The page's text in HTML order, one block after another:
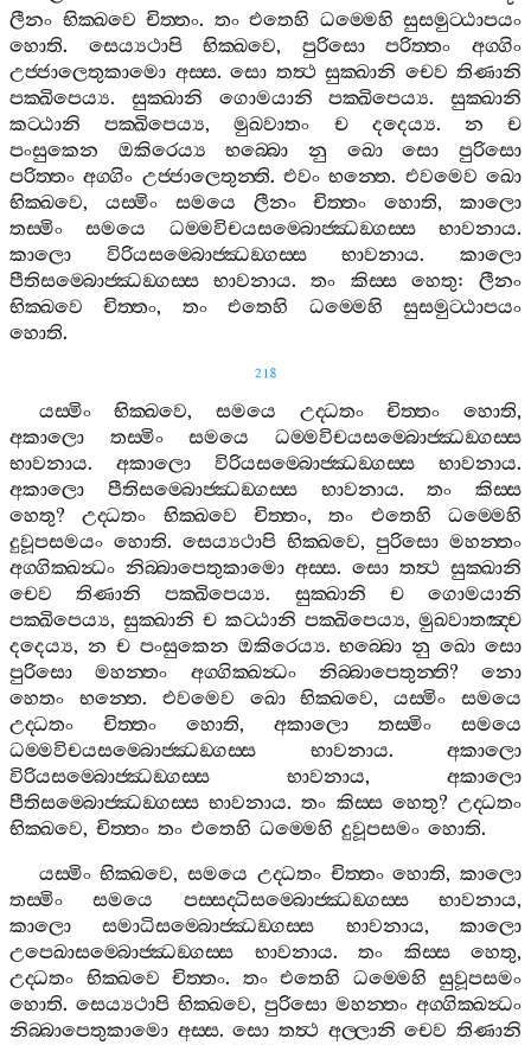
ලීනං භික‍්ඛවෙ චිත‍්තං. තං එතෙහි ධම‍්මෙහි සුසමුට‍්ඨාපයං
හොති. සෙය්‍යථාපි භික‍්ඛවෙ, පුරිසො පරිත‍්තං
අග‍්ගිං
උජ‍්ජාලෙතුකාමො අස‍්ස. සො තත්‍ථ සුක‍්ඛානි චෙව තිණානි
පක‍්ඛිපෙය්‍ය. සුක‍්ඛානි ගොමයානි පක‍්ඛිපෙය්‍ය. සුක‍්ඛානි
කට‍්ඨානි
පක‍්ඛිපෙය්‍ය,මුඛවාතං ච දදෙය්‍ය. න
ච
පංසුකෙන
ඔකිරෙය්‍ය භබ‍්බො නු ඛො සො
පුරිසො
පරිත‍්තං අග‍්ගිං උජ‍්ජාලෙතුන‍්ති.එවං භන‍්තෙ. එවමෙව ඛො
භික‍්ඛවෙ, යස‍්මිං සමයෙ ලීනං චිත‍්තං හොති,කාලො
තස‍්මිං
සමයෙ ධම‍්මවිචයසම‍්බොජ‍්ඣඞ‍්ගස‍්ස භාවනාය.
කාලො
විරියසම‍්බොජ‍්ඣඞ‍්ගස‍්ස භාවනාය.කාලො
පීතිසම‍්බොජ‍්ඣඞ‍්ගස‍්ස
භාවනාය.තං කිස‍්ස හෙතු:ලීනං
භික‍්ඛවෙ
චිත‍්තං, තං එතෙහි ධම‍්මෙහි
සුසමුට‍්ඨාපයං
හොති.
218
යස‍්මිං භික‍්ඛවෙ, සමයෙ උද‍්ධතං චිත‍්තං හොති,
අකාලො
තස‍්මිං සමයෙ
ධම‍්මවිචයසම‍්බොජ‍්ඣඞ‍්ගස‍්ස
භාවනාය. අකාලො විරියසම‍්බොජ‍්ඣඞ‍්ගස‍්ස භාවනාය.
අකාලො
පීතිසම‍්බොජ‍්ඣඞ‍්ගස‍්ස භාවනාය.තං
කිස‍්ස
හෙතු?උද‍්ධතං භික‍්ඛවෙ චිත‍්තං,තං එතෙහි
ධම‍්මෙහි
දුවූපසමයං හොති. සෙය්‍යථාපි භික‍්ඛවෙ, පුරිසො මහන‍්තං
අග‍්ගික‍්ඛන්‍ධං නිබ‍්බාපෙතුකාමො අස‍්ස. සො තත්‍ථ සුක‍්ඛානි
චෙව
තිණානි පක‍්ඛිපෙය්‍ය. සුක‍්ඛානි ච
ගොමයානි
පක‍්ඛිපෙය්‍ය, සුක‍්ඛානි ච කට‍්ඨානි පක‍්ඛිපෙය්‍ය, මුඛවාතඤ‍්ච
දදෙය්‍ය, න ච පංසුකෙන ඔකිරෙය්‍ය.භබ‍්බො නු ඛො සො
පුරිසො
මහන‍්තං අග‍්ගික‍්ඛන්‍ධං නිබ‍්බාපෙතුන‍්ති? නො
හෙතං
භන‍්තෙ. එවමෙව ඛො භික‍්ඛවෙ,යස‍්මිං
සමයෙ
උද‍්ධතං
චිත‍්තං හොති, අකාලො තස‍්මිං
සමයෙ
ධම‍්මවිචයසම‍්බොජ‍්ඣඞ‍්ගස‍්ස
භාවනාය. අකාලො
විරියසම‍්බොජ‍්ඣඞ‍්ගස‍්ස
භාවනාය, අකාලො
පීතිසම‍්බොජ‍්ඣඞ‍්ගස‍්ස භාවනාය.තං කිස‍්ස හෙතු?උද‍්ධතං
භික‍්ඛවෙ, චිත‍්තං තං එතෙහි ධම‍්මෙහි දුවූපසමං හොති.
යස‍්මිං භික‍්ඛවෙ,සමයෙ උද‍්ධතං චිත‍්තං හොති,කාලො
තස‍්මිං
සමයෙ පස‍්සද‍්ධිසම‍්බොජ‍්ඣඞ‍්ගස‍්ස භාවනාය,
කාලො
සමාධිසම‍්බොජ‍්ඣඞ‍්ගස‍්ස භාවනාය,කාලො
උපෙඛාසම‍්බොජ‍්ඣඞ‍්ගස‍්ස
භාවනාය. තං කිස‍්ස හෙතු,
උද‍්ධතං භික‍්ඛවෙ චිත‍්තං. තං එතෙහි ධම‍්මෙහි සුවූපසමං
හොති. සෙය්‍යථාපි භික‍්ඛවෙ, පුරිසො මහන‍්තං අග‍්ගික‍්ඛන්‍ධං
නිබ‍්බාපෙතුකාමො අස‍්ස.සො තත්‍ථ අල‍්ලානි චෙව තිණානි